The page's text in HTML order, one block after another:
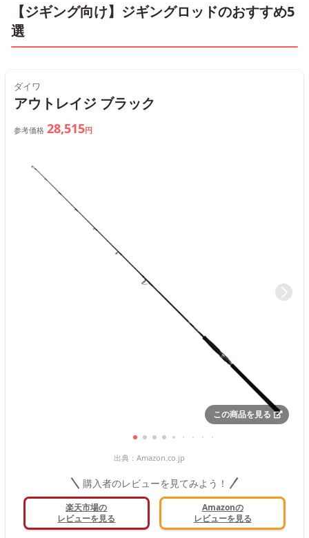
【ジギング向け】ジギングロッドのおすすめ5
選
ダイワ
アウトレイジ ブラック
参考価格 28,515円
この商品を見る
出典： Amazon.co.jp
購入者のレビューを見てみよう！
楽天市場の
レビューを見る
Amazonの
レビューを見る